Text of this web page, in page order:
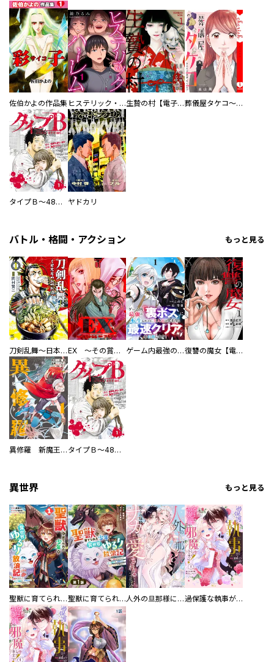
佐伯かよの作品集 ヒステリック・ハーレム～搾られる男と堕ちる女～【電子単行本版】 生贄の村【電子単行本版】 葬儀屋タケコ～あなたの最期、叶えます【電子単行本版】
タイプＢ～48時間後、致死率100％～【単話】 ヤドカリ
バトル・格闘・アクション もっと見る
刀剣乱舞～日本号つれづれ酒～ EX ～その賞金稼ぎは、世界の出口を探す～【単行本版】 ゲーム内最強の『裏ボス』に転生したので、主人公の代わりに最速クリアを目指します！【電子単行本版】 復讐の魔女【電子単行本版】
異修羅 新魔王戦争 タイプＢ～48時間後、致死率100％～【単話】
異世界 もっと見る
聖獣に育てられた少年の異世界ゆるり放浪記～神様からもらったチート魔法で、仲間たちとスローライフを満喫中～ 聖獣に育てられた少年の異世界ゆるり放浪記～神様からもらったチート魔法で、仲間たちとスローライフを満喫中～【分冊版】 人外の旦那様に娶られ毎晩ナカまで愛される…。アンソロジー 過保護な執事が私の婚活を邪魔してきます！ 分冊版